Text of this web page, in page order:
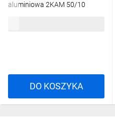
aluminiowa 2KAM 50/10
DO KOSZYKA